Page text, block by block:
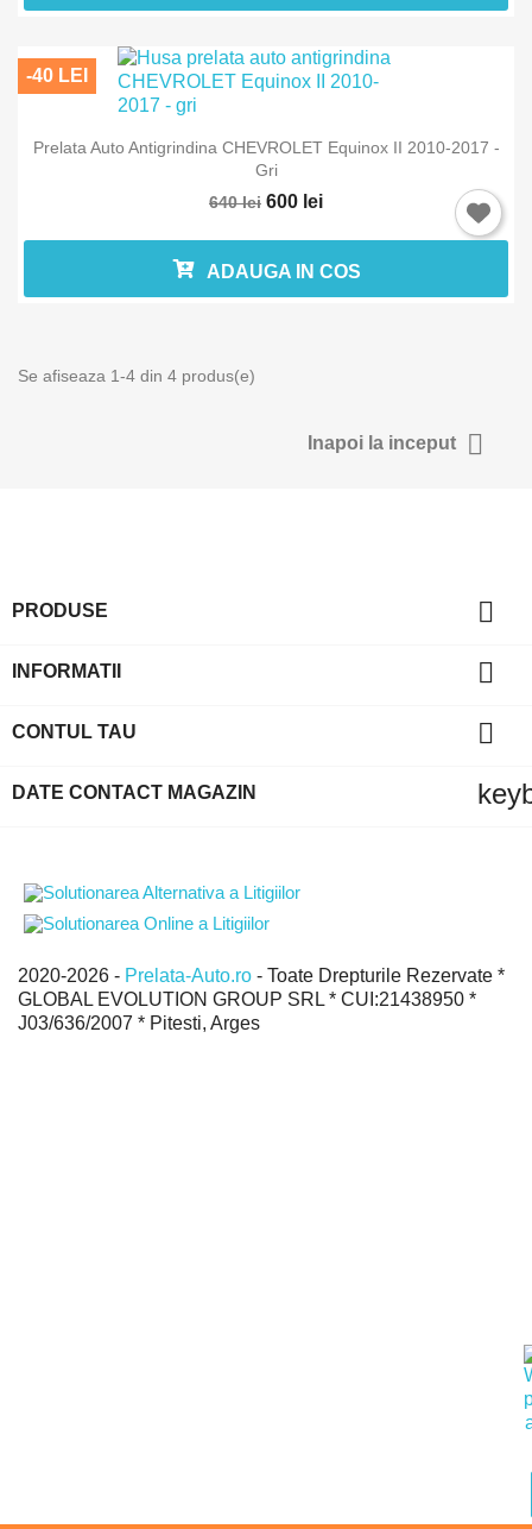
Prelata Auto Antigrindina CHEVROLET Equinox II 2010-2017 -
Gri
640 lei 600 lei
-40 LEI
ADAUGA IN COS
Se afiseaza 1-4 din 4 produs(e)
Inapoi la inceput 
PRODUSE 
INFORMATII 
CONTUL TAU 
DATE CONTACT MAGAZIN
2020-2026 - Prelata-Auto.ro - Toate Drepturile Rezervate *
GLOBAL EVOLUTION GROUP SRL * CUI:21438950 *
J03/636/2007 * Pitesti, Arges